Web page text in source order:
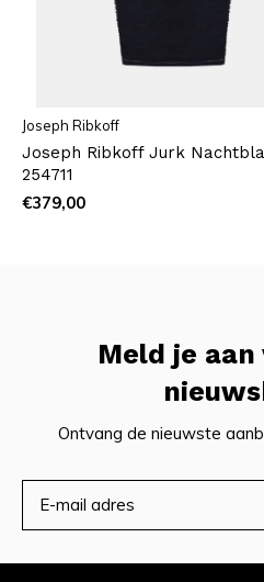
Joseph Ribkoff
Joseph Ribkoff Jurk
254711
€379,00
Meld je aan
Ontvang de nieuwste